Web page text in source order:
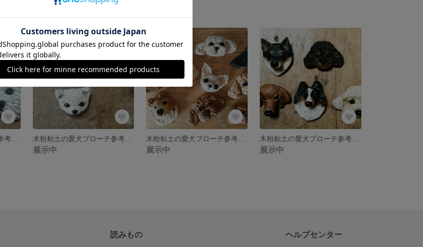
木粉粘土の愛犬ブローチ参考品 4 木粉粘土の愛犬ブローチ参考品 3
展示中 展示中 展示中
読みもの ヘルプセンター